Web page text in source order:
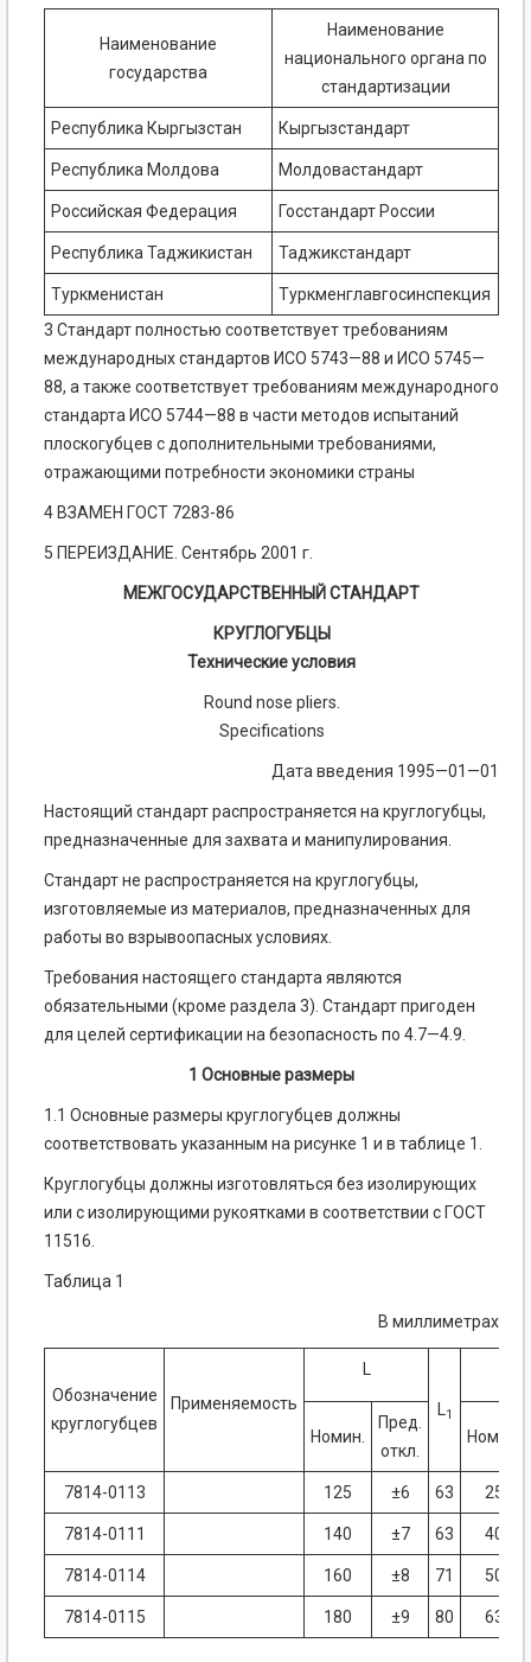
Наименование
государства
Наименование
национального органа по
стандартизации
Республика Кыргызстан Кыргызстандарт
Республика Молдова Молдовастандарт
Российская Федерация Госстандарт России
Республика Таджикистан Таджикстандарт
Туркменистан
Туркменглавгосинспекция
3 Стандарт полностью соответствует требованиям
международных стандартов ИСО 5743—88 и ИСО 5745—
88, а также соответствует требованиям международного
стандарта ИСО 5744—88 в части методов испытаний
плоскогубцев с дополнительными требованиями,
отражающими потребности экономики страны
4 ВЗАМЕН ГОСТ 7283-86
5 ПЕРЕИЗДАНИЕ. Сентябрь 2001 г.
МЕЖГОСУДАРСТВЕННЫЙ СТАНДАРТ
КРУГЛОГУБЦЫ
Технические условия
Round nose pliers.
Specifications
Дата введения 1995—01—01
Настоящий стандарт распространяется на круглогубцы,
предназначенные для захвата и манипулирования.
Стандарт не распространяется на круглогубцы,
изготовляемые из материалов, предназначенных для
работы во взрывоопасных условиях.
Требования настоящего стандарта являются
обязательными (кроме раздела 3). Стандарт пригоден
для целей сертификации на безопасность по 4.7—4.9.
1 Основные размеры
1.1 Основные размеры круглогубцев должны
соответствовать указанным на рисунке 1 и в таблице 1.
Круглогубцы должны изготовляться без изолирующих
или с изолирующими рукоятками в соответствии с ГОСТ
11516.
Таблица 1
В миллиметрах
Обозначение
круглогубцев
Применяемость
L
L1
Номин.
Пред.
откл.
Номин.
7814-0113 125 ±6 63 25
7814-0111 140 ±7 63 40
7814-0114 160 ±8 71 50
7814-0115 180 ±9 80 63